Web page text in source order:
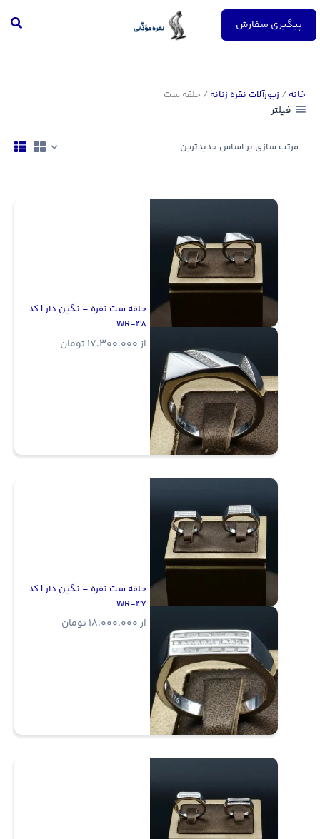
پرش
محتوا
پیگیری سفارش
خانه / زیورآلات نقره زنانه / حلقه ست
فیلتر
حلقه ست نقره – نگین دار | کد
WR-48
از17.300.000 تومان
حلقه ست نقره – نگین دار | کد
WR-47
از18.000.000 تومان